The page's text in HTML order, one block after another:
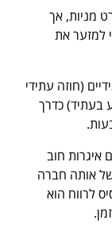
מניות, אך
למזער את
(חוזה עתידי
בעתיד) כדרך
איגרות חוב
אותה חברה
לרווח הוא